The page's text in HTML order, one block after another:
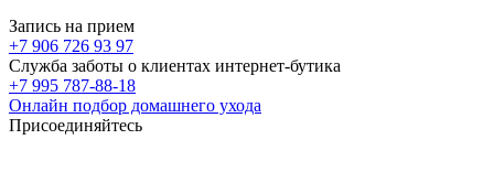
Запись на прием
+7 906 726 93 97
Служба заботы о клиентах интернет-бутика
+7 995 787-88-18
Онлайн подбор домашнего ухода
Присоединяйтесь